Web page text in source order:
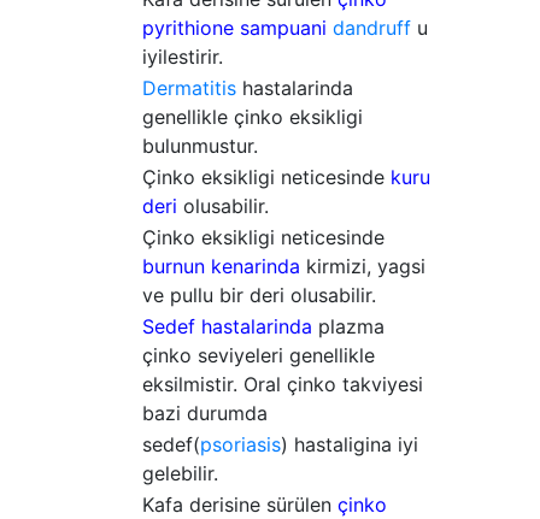
pyrithione sampuani dandruff u
iyilestirir.
Dermatitis hastalarinda
genellikle çinko eksikligi
bulunmustur.
Çinko eksikligi neticesinde kuru
deri olusabilir.
Çinko eksikligi neticesinde
burnun kenarinda kirmizi, yagsi
ve pullu bir deri olusabilir.
Sedef hastalarinda plazma
çinko seviyeleri genellikle
eksilmistir. Oral çinko takviyesi
bazi durumda
sedef(psoriasis) hastaligina iyi
gelebilir.
Kafa derisine sürülen çinko